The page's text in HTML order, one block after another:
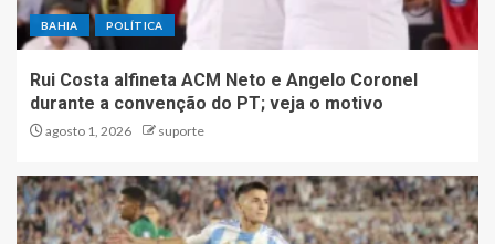
BAHIA POLÍTICA
Rui Costa alfineta ACM Neto e Angelo Coronel
durante a convenção do PT; veja o motivo
agosto 1, 2026 suporte